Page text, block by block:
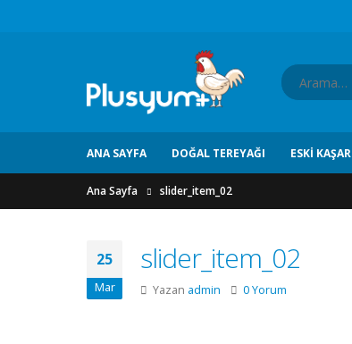
ANA SAYFA DOĞAL TEREYAĞI ESKI KAŞAR
Ana Sayfa slider_item_02
25
Mar
slider_item_02
Yazan admin 0 Yorum